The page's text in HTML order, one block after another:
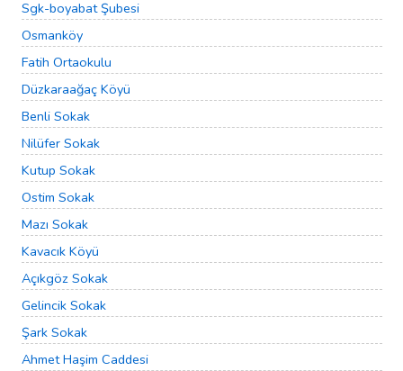
Sgk-boyabat Şubesi
Osmanköy
Fatih Ortaokulu
Düzkaraağaç Köyü
Benli Sokak
Nilüfer Sokak
Kutup Sokak
Ostim Sokak
Mazı Sokak
Kavacık Köyü
Açıkgöz Sokak
Gelincik Sokak
Şark Sokak
Ahmet Haşim Caddesi